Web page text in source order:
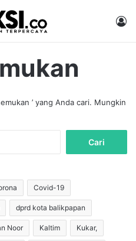
’ yang Anda cari. Mungkin
u
n
t
u
k
Covid-19
dprd kota balikpapan
Noor Kaltim Kukar,